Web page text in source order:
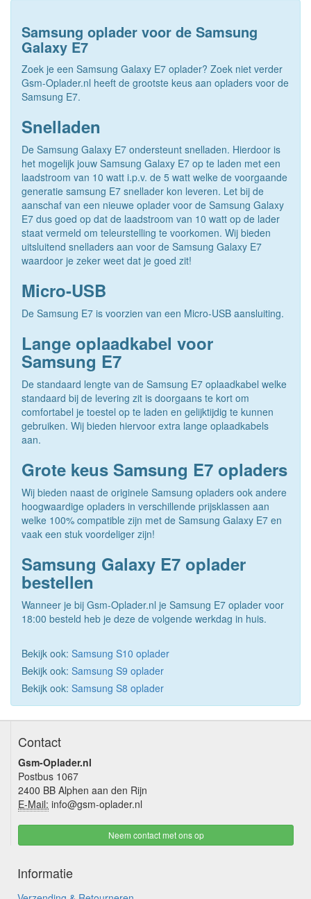
Samsung oplader voor de Samsung
Galaxy E7
Zoek je een Samsung Galaxy E7 oplader? Zoek niet verder
Gsm-Oplader.nl heeft de grootste keus aan opladers voor de
Samsung E7.
Snelladen
De Samsung Galaxy E7 ondersteunt snelladen. Hierdoor is
het mogelijk jouw Samsung Galaxy E7 op te laden met een
laadstroom van 10 watt i.p.v. de 5 watt welke de voorgaande
generatie samsung E7 snellader kon leveren. Let bij de
aanschaf van een nieuwe oplader voor de Samsung Galaxy
E7 dus goed op dat de laadstroom van 10 watt op de lader
staat vermeld om teleurstelling te voorkomen. Wij bieden
uitsluitend snelladers aan voor de Samsung Galaxy E7
waardoor je zeker weet dat je goed zit!
Micro-USB
De Samsung E7 is voorzien van een Micro-USB aansluiting.
Lange oplaadkabel voor
Samsung E7
De standaard lengte van de Samsung E7 oplaadkabel welke
standaard bij de levering zit is doorgaans te kort om
comfortabel je toestel op te laden en gelijktijdig te kunnen
gebruiken. Wij bieden hiervoor extra lange oplaadkabels
aan.
Grote keus Samsung E7 opladers
Wij bieden naast de originele Samsung opladers ook andere
hoogwaardige opladers in verschillende prijsklassen aan
welke 100% compatible zijn met de Samsung Galaxy E7 en
vaak een stuk voordeliger zijn!
Samsung Galaxy E7 oplader
bestellen
Wanneer je bij Gsm-Oplader.nl je Samsung E7 oplader voor
18:00 besteld heb je deze de volgende werkdag in huis.
Bekijk ook: Samsung S10 oplader
Bekijk ook: Samsung S9 oplader
Bekijk ook: Samsung S8 oplader
Contact
Gsm-Oplader.nl
Postbus 1067
2400 BB Alphen aan den Rijn
E-Mail: info@gsm-oplader.nl
Neem contact met ons op
Informatie